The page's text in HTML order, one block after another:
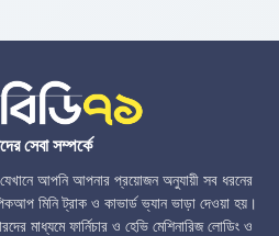
সেবা সম্পর্কে
যেখানে আপনি আপনার প্রয়োজন অনুযায়ী সব ধরনের
মিনি ট্রাক ও কাভার্ড ভ্যান ভাড়া দেওয়া হয়।
মাধ্যমে ফার্নিচার ও হেভি মেশিনারিজ লোডিং ও